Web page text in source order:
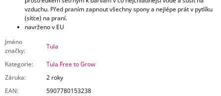
vzduchu. Před praním zapnout všechny spony a nejlépe prát v pytlíku
(síťce) na praní.
navrženo v EU
Jméno
značky:
Tula
Kategorie:
Tula Free to Grow
Záruka:
2 roky
EAN:
5907780153238